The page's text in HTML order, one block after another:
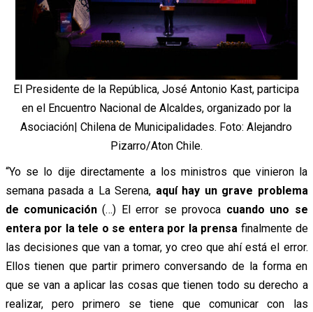
El Presidente de la República, José Antonio Kast, participa
en el Encuentro Nacional de Alcaldes, organizado por la
Asociación| Chilena de Municipalidades. Foto: Alejandro
Pizarro/Aton Chile.
“Yo se lo dije directamente a los ministros que vinieron la
semana pasada a La Serena, aquí hay un grave problema
de comunicación(…) El error se provoca cuando uno se
entera por la tele o se entera por la prensa finalmente de
las decisiones que van a tomar, yo creo que ahí está el error.
Ellos tienen que partir primero conversando de la forma en
que se van a aplicar las cosas que tienen todo su derecho a
realizar, pero primero se tiene que comunicar con las